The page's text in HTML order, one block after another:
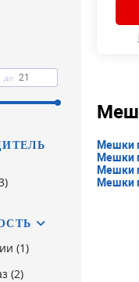
)
(1)
(2)
Мешки
Мешки
Мешки
Мешки